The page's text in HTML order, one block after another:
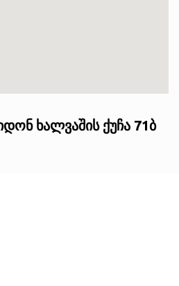
ხალვაშის ქუჩა 71ბ